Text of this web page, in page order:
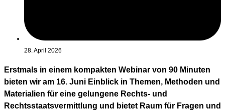
28. April 2026
Erstmals in einem kompakten Webinar von 90 Minuten
bieten wir am 16. Juni Einblick in Themen, Methoden und
Materialien für eine gelungene Rechts- und
Rechtsstaatsvermittlung und bietet Raum für Fragen und